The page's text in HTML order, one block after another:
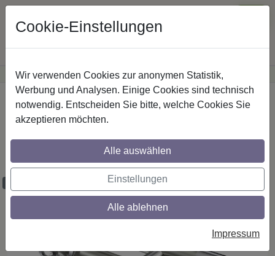
Günstige Versandkosteninnerhalb Österreichs· Sichere Zahlung
Startseite Gardinenstangen Metall
Gardinenstangen aus Metall in 20 mm Ø,
2-läufig, Modell PRESTIGE - Elanto
Edelstahl-Optik / Chrom
Cookie-Einstellungen
Wir verwenden Cookies zur anonymen Statistik,
Werbung und Analysen. Einige Cookies sind technisch
notwendig. Entscheiden Sie bitte, welche Cookies Sie
akzeptieren möchten.
Alle auswählen
Einstellungen
Alle ablehnen
Impressum